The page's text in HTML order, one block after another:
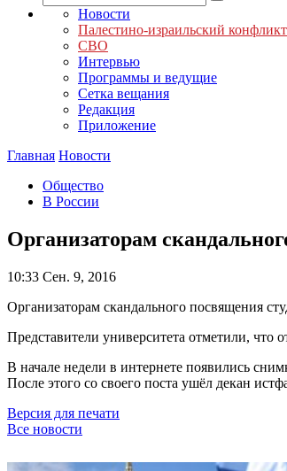
Новости
Палестино-израильский конфликт
СВО
Интервью
Программы и ведущие
Сетка вещания
Редакция
Приложение
Главная Новости
Общество
В России
Организаторам
10:33 Сен. 9, 2016
Организаторам скандального посвящения
Представители университета отметили, что
В начале недели в интернете появились
После этого со своего поста ушёл декан
Версия для печати
Все новости